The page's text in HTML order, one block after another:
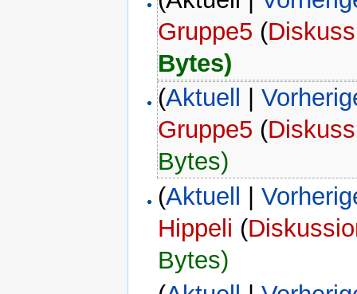
Gruppe5 (
Bytes)
(Aktuell |
Gruppe5 (
Bytes)
(Aktuell |
Hippeli (
Bytes)